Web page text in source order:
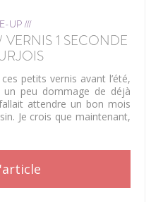
UP ///
1 SECONDE
petits vernis avant l’été,
peu dommage de déjà
attendre un bon mois
Je crois que maintenant,